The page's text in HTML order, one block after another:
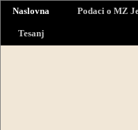
Naslovna Podaci o MZ
Tesanj